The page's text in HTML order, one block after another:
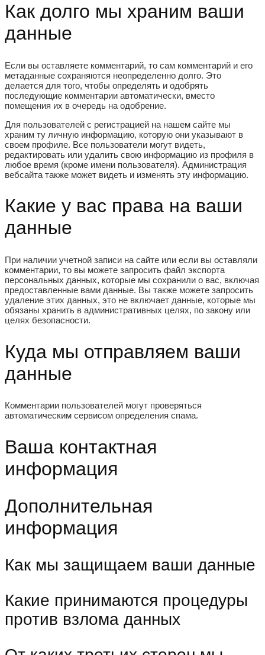
Как долго мы храним ваши
данные
Если вы оставляете комментарий, то сам комментарий и его
метаданные сохраняются неопределенно долго. Это
делается для того, чтобы определять и одобрять
последующие комментарии автоматически, вместо
помещения их в очередь на одобрение.
Для пользователей с регистрацией на нашем сайте мы
храним ту личную информацию, которую они указывают в
своем профиле. Все пользователи могут видеть,
редактировать или удалить свою информацию из профиля в
любое время (кроме имени пользователя). Администрация
вебсайта также может видеть и изменять эту информацию.
Какие у вас права на ваши
данные
При наличии учетной записи на сайте или если вы оставляли
комментарии, то вы можете запросить файл экспорта
персональных данных, которые мы сохранили о вас, включая
предоставленные вами данные. Вы также можете запросить
удаление этих данных, это не включает данные, которые мы
обязаны хранить в административных целях, по закону или
целях безопасности.
Куда мы отправляем ваши
данные
Комментарии пользователей могут проверяться
автоматическим сервисом определения спама.
Ваша контактная
информация
Дополнительная
информация
Как мы защищаем ваши данные
Какие принимаются процедуры
против взлома данных